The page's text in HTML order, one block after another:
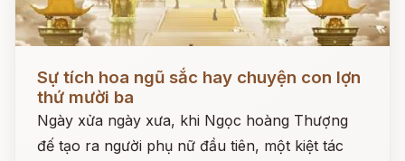
Sự tích hoa ngũ sắc hay chuyện con lợn
thứ mười ba
Ngày xửa ngày xưa, khi Ngọc hoàng Thượng
đế tạo ra người phụ nữ đầu tiên, một kiệt tác